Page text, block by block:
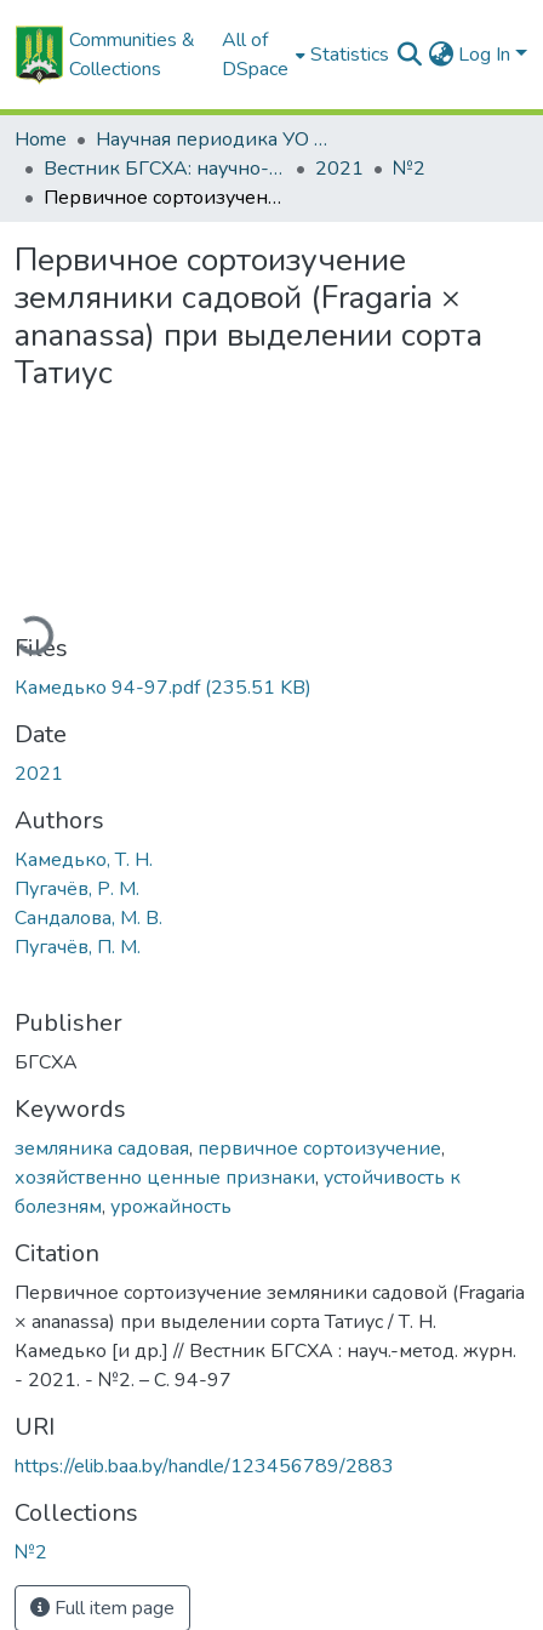
Communities &
Collections
All of
DSpace
Statistics Log In
Home
Научная периодика УО БГСХА
Вестник БГСХА: научно-методический журнал Белорусской государственной сельскохозяйственной академии
2021
№2
Первичное сортоизучение земляники садовой (Fragaria × ananassa) при выделении сорта Татиус
Первичное сортоизучение
земляники садовой (Fragaria ×
ananassa) при выделении сорта
Татиус
Files
Камедько 94-97.pdf(235.51 KB)
Date
2021
Authors
Камедько, Т. Н.
Пугачёв, Р. М.
Сандалова, М. В.
Пугачёв, П. М.
Publisher
БГСХА
Keywords
земляника садовая, первичное сортоизучение,
хозяйственно ценные признаки, устойчивость к
болезням, урожайность
Citation
Первичное сортоизучение земляники садовой (Fragaria
× ananassa) при выделении сорта Татиус / Т. Н.
Камедько [и др.] // Вестник БГСХА : науч.-метод. журн.
- 2021. - №2. – С. 94-97
URI
https://elib.baa.by/handle/123456789/2883
Collections
№2
Full item page